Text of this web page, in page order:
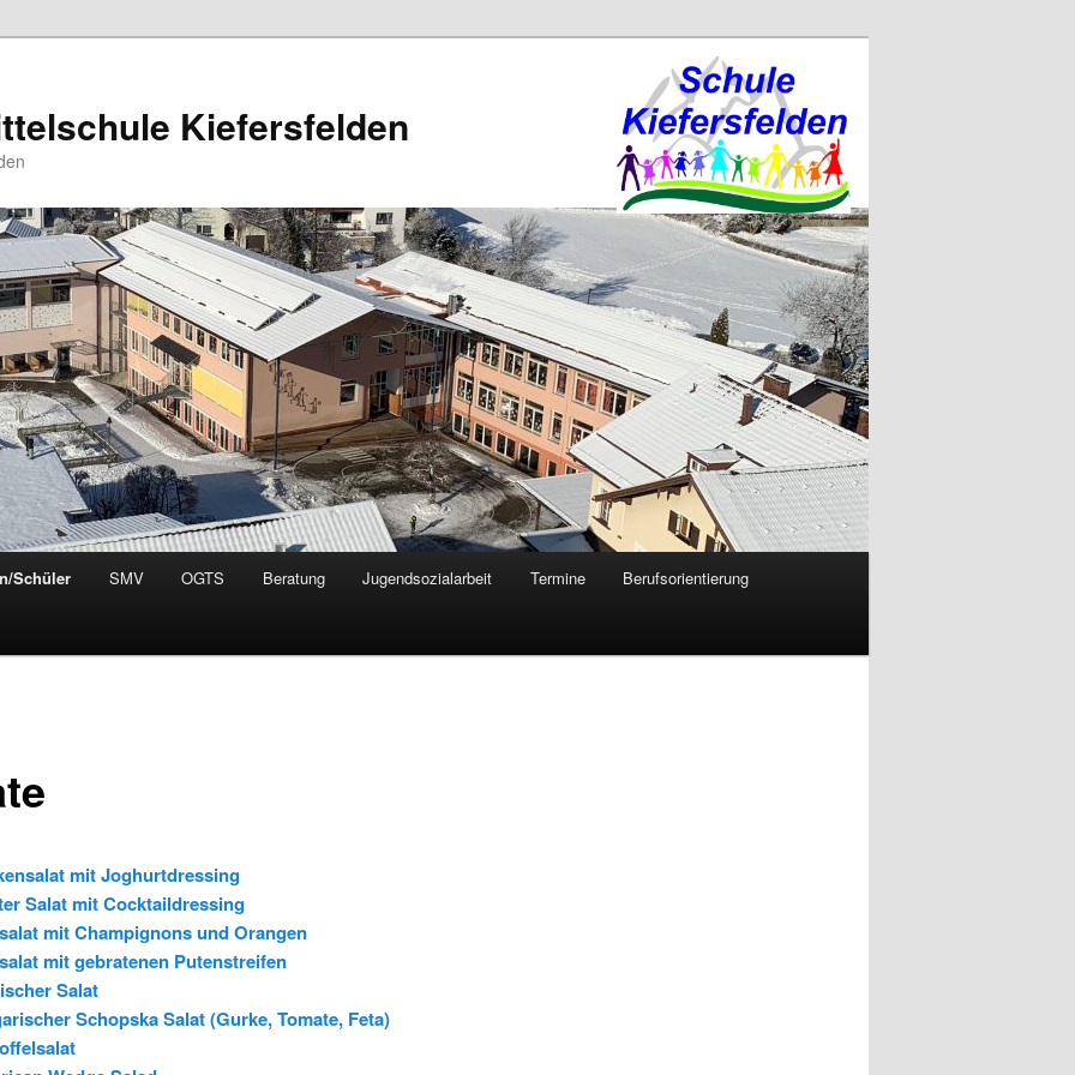
Kiefersfelden
Schüler SMV OGTS Beratung Jugendsozialarbeit Termine Berufsorientierung
mit Joghurtdressing
Salat mit Cocktaildressing
mit Champignons und Orangen
mit gebratenen Putenstreifen
Salat
Schopska Salat (Gurke, Tomate, Feta)